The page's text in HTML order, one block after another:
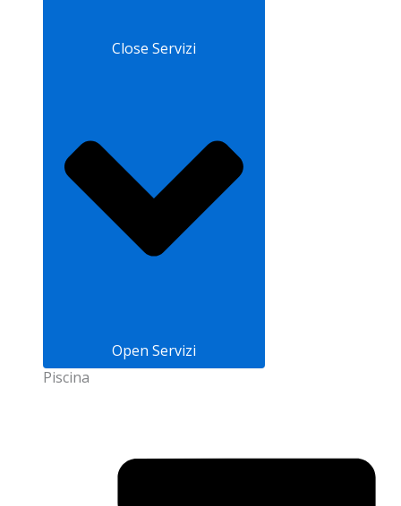
Close Servizi
Open Servizi
Piscina